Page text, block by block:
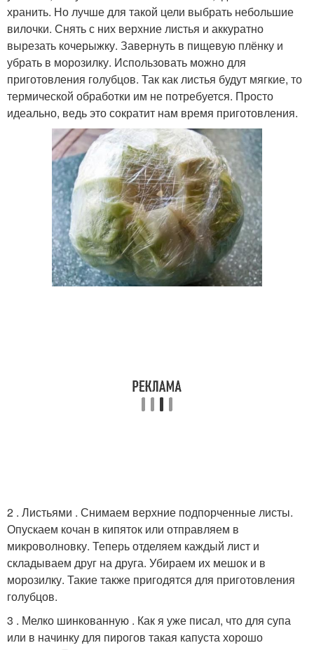
хранить. Но лучше для такой цели выбрать небольшие
вилочки. Снять с них верхние листья и аккуратно
вырезать кочерыжку. Завернуть в пищевую плёнку и
убрать в морозилку. Использовать можно для
приготовления голубцов. Так как листья будут мягкие, то
термической обработки им не потребуется. Просто
идеально, ведь это сократит нам время приготовления.
2 . Листьями . Снимаем верхние подпорченные листы.
Опускаем кочан в кипяток или отправляем в
микроволновку. Теперь отделяем каждый лист и
складываем друг на друга. Убираем их мешок и в
морозилку. Такие также пригодятся для приготовления
голубцов.
3 . Мелко шинкованную . Как я уже писал, что для супа
или в начинку для пирогов такая капуста хорошо